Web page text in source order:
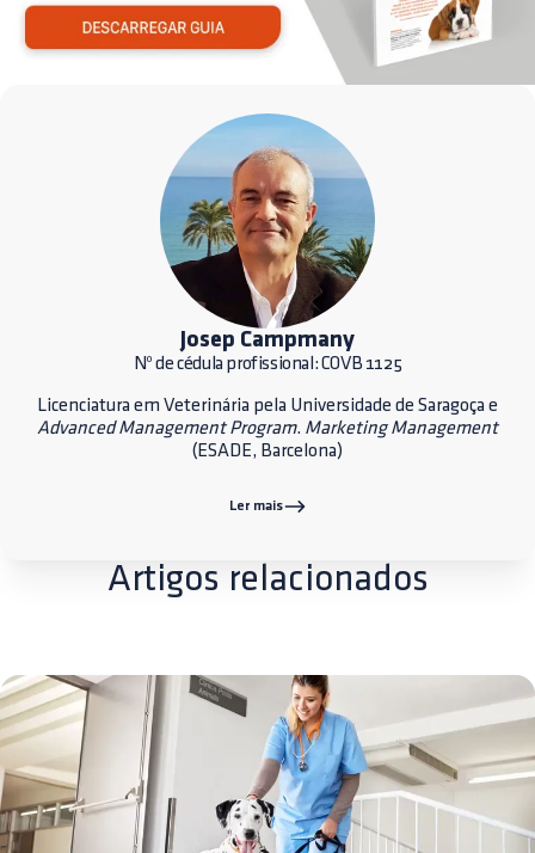
Josep Campmany
Nº de cédula profissional: COVB 1125
Licenciatura em Veterinária pela Universidade de Saragoça e
Advanced Management Program. Marketing Management
(ESADE, Barcelona)
Ler mais
Artigos relacionados